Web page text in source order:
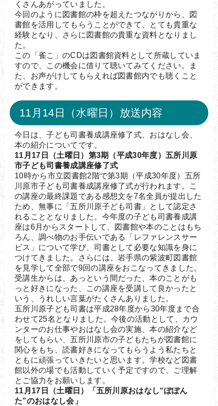
くさんあがっていました。
今回のように図書館の枠を超えたつながりから、図
書館を活用してもらうことができて、とても貴重な
経験となり、さらに図書館の貴重な資料となりまし
た。
この「雀こ」のCDは図書館資料として所蔵していま
すので、この機会に借りて聴いてみてください。ま
た、お声がけしてもらえれば図書館内でも聴くこと
ができます。
11月14日（水曜日）放送内容
今日は、子ども司書養成講座修了式、おはなし会、
本の紹介についてです。
11月17日（土曜日）第3期（平成30年度）五所川原
市子ども司書養成講座修了式
10時から市立図書館2階で第3期（平成30年度）五所
川原市子ども司書養成講座修了式が行われます。こ
の講座の最終課題である感想文を7名全員が提出した
ため、無事に「五所川原子ども司書」として認定さ
れることとなりました。今年度の子ども司書養成講
座は6月からスタートして、図書館や本のことはもち
ろん、調べ物のお手伝いである「レファレンスサー
ビス」について学び、司書として必要な知識を身に
つけてきました。さらには、岩手県の紫波町図書館
を見学して全部で9回の講座をおこなってきました。
受講生からは、あっという間だった、本のことがも
っと好きになった、この講座を受講して良かったと
いう、うれしい言葉がたくさんありました。
五所川原子ども司書は平成28年度から30年度まで合
わせて25名となりました。今後の活動として、カウ
ンターのお仕事やおはなし会の実施、本の紹介など
をしてもらい、五所川原市の子どもたちが図書館に
関心をもち、読書好きになってもらうよう私たちと
ともに頑張っていきたいと思います。学校など図書
館以外の場でも活動していく予定ですので、ご理解
とご協力をお願いします。
11月17日（土曜日）「五所川原おはなし“ぽぽん
た”のおはなし会」